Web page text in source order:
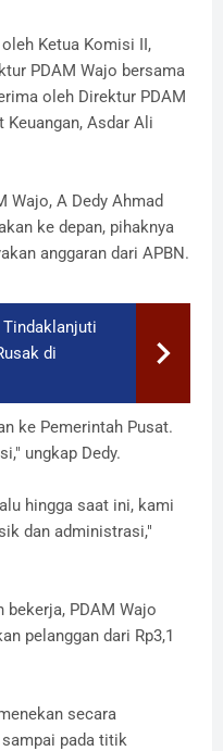
Ketua Komisi II,
PDAM Wajo bersama
oleh Direktur PDAM
Asdar Ali
Wajo, A Dedy Ahmad
ke depan, pihaknya
anggaran dari APBN.
Tindaklanjuti
di
ke Pemerintah Pusat.
ungkap Dedy.
hingga saat ini, kami
dan administrasi,"
bekerja, PDAM Wajo
pelanggan dari Rp3,1
secara
pada titik